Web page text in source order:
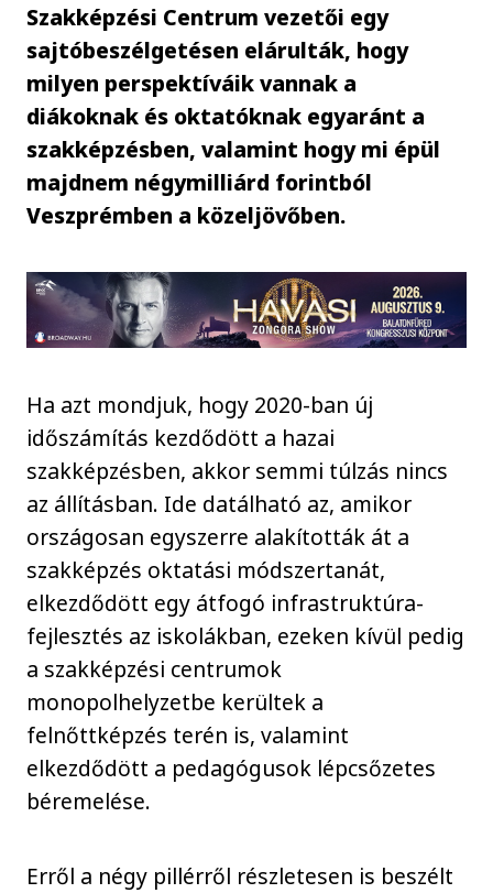
Szakképzési Centrum vezetői egy
sajtóbeszélgetésen elárulták, hogy
milyen perspektíváik vannak a
diákoknak és oktatóknak egyaránt a
szakképzésben, valamint hogy mi épül
majdnem négymilliárd forintból
Veszprémben a közeljövőben.
Ha azt mondjuk, hogy 2020-ban új
időszámítás kezdődött a hazai
szakképzésben, akkor semmi túlzás nincs
az állításban. Ide datálható az, amikor
országosan egyszerre alakították át a
szakképzés oktatási módszertanát,
elkezdődött egy átfogó infrastruktúra-
fejlesztés az iskolákban, ezeken kívül pedig
a szakképzési centrumok
monopolhelyzetbe kerültek a
felnőttképzés terén is, valamint
elkezdődött a pedagógusok lépcsőzetes
béremelése.
Erről a négy pillérről részletesen is beszélt